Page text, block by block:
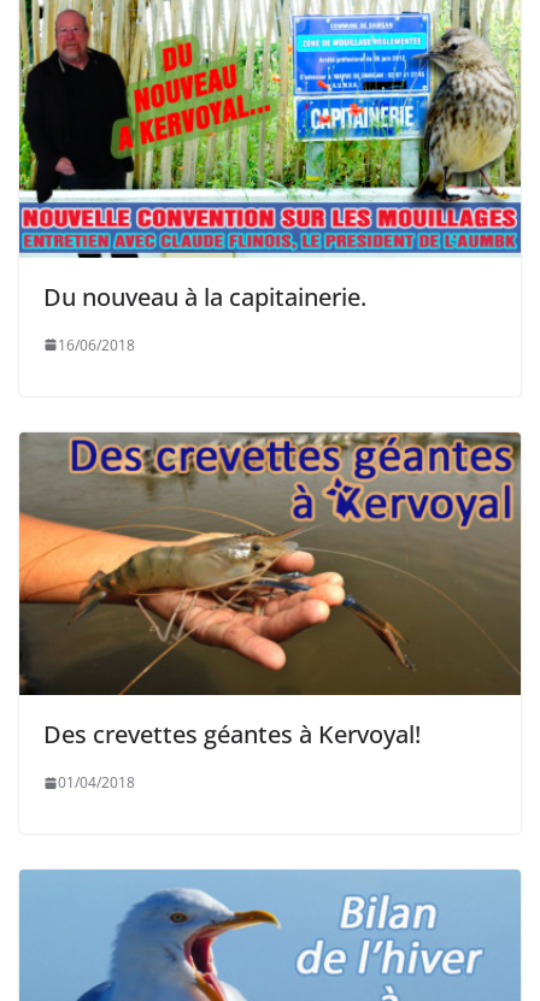
Du nouveau à la capitainerie.
16/06/2018
Des crevettes géantes à Kervoyal!
01/04/2018